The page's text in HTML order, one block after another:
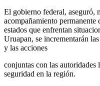
El gobierno federal, aseguró,
acompañamiento
estados que enfrentan
Uruapan, se incrementarán
y las acciones
conjuntas con las autoridades
seguridad en la región.